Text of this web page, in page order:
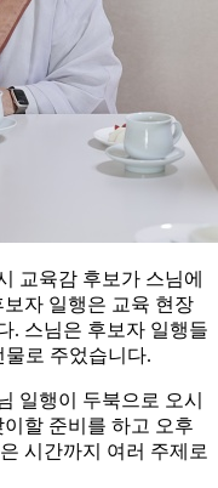
교육감 후보가 스님에
자 일행은 교육 현장
. 스님은 후보자 일행들
로 주었습니다.
일행이 두북으로 오시
할 준비를 하고 오후
시간까지 여러 주제로